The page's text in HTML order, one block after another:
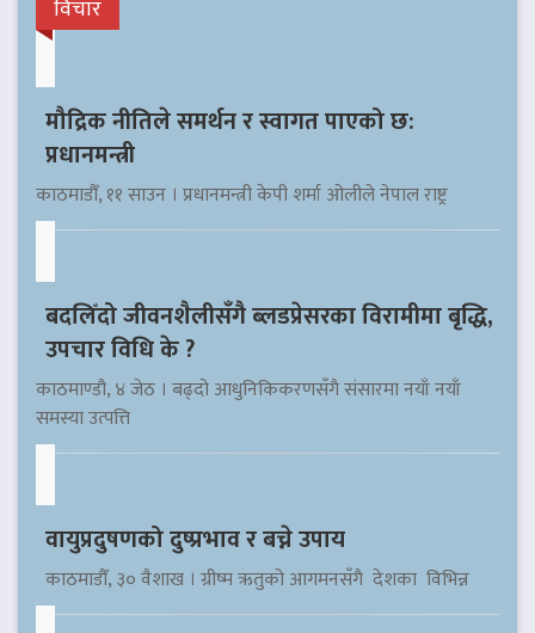
विचार
मौद्रिक नीतिले समर्थन र स्वागत पाएको छ:
प्रधानमन्त्री
काठमाडौँ, ११ साउन । प्रधानमन्त्री केपी शर्मा ओलीले नेपाल राष्ट्र
बदलिँदो जीवनशैलीसँगै ब्लडप्रेसरका विरामीमा बृद्धि,
उपचार विधि के ?
काठमाण्डौ, ४ जेठ । बढ्दो आधुनिकिकरणसँगै संसारमा नयाँ नयाँ
समस्या उत्पत्ति
वायुप्रदुषणको दुष्प्रभाव र बच्ने उपाय
काठमाडौँ, ३० वैशाख । ग्रीष्म ऋतुको आगमनसँगै देशका विभिन्न